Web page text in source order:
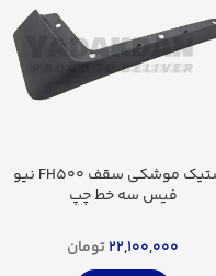
لاستیک موشکی سقف FH500 نیو
فیس سه خط چپ
22,100,000تومان